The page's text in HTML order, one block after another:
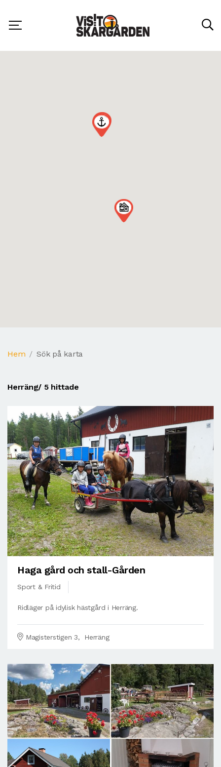
Hem Sök på karta
Herräng/ 5 hittade
Haga gård och stall-Gården
Sport & Fritid
Ridläger på idylisk hästgård i Herräng.
Magisterstigen 3, Herräng